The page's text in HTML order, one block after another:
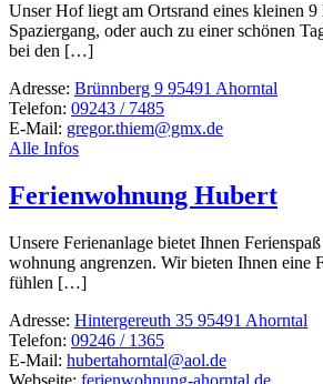
Unser Hof liegt am Orts­rand eines kleinen
Spazier­gang, oder auch zu einer schönen
bei den […]
Adresse: Brünnberg 9 95491 Ahorntal
Telefon: 09243 / 7485
E-Mail: gregor.thiem@gmx.de
Alle Infos
Ferienwohnung Hubert
Unsere Feri­en­an­lage bietet Ihnen
woh­nung angrenzen. Wir bieten Ihnen eine
fühlen […]
Adresse: Hintergereuth 35 95491 Ahorntal
Telefon: 09246 / 1365
E-Mail: hubertahorntal@aol.de
Webseite: ferienwohnung-ahorntal.de